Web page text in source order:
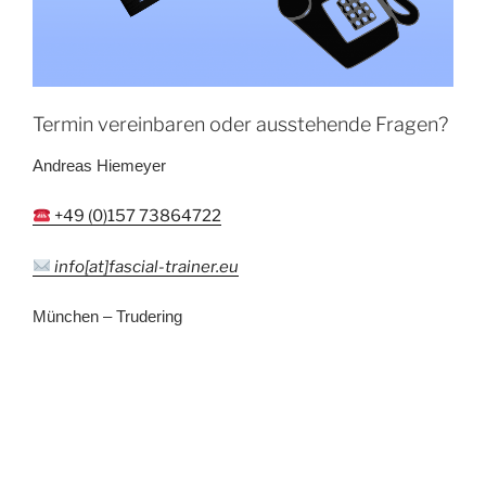
Termin vereinbaren oder ausstehende Fragen?
Andreas Hiemeyer
+49 (0)157 73864722
info[at]fascial-trainer.eu
München – Trudering